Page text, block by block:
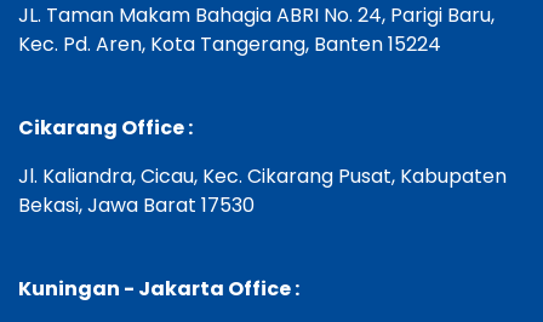
JL. Taman Makam Bahagia ABRI No. 24, Parigi Baru,
Kec. Pd. Aren, Kota Tangerang, Banten 15224
Cikarang Office :
Jl. Kaliandra, Cicau, Kec. Cikarang Pusat, Kabupaten
Bekasi, Jawa Barat 17530
Kuningan - Jakarta Office :